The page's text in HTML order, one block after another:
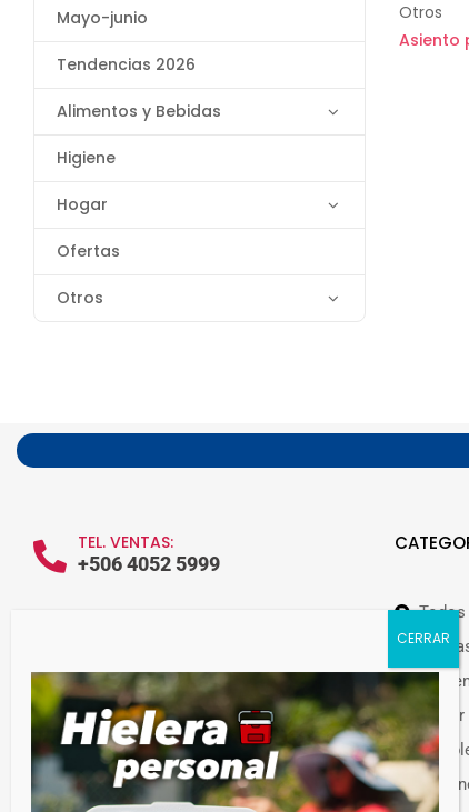
Mayo-junio
Tendencias 2026
Alimentos y Bebidas
Higiene
Hogar
Ofertas
Otros
Otros
Asiento
TEL. VENTAS:
+506 4052 5999
Guateplast Costa Rica.
Fabricante y distribuidor de productos
Hogar